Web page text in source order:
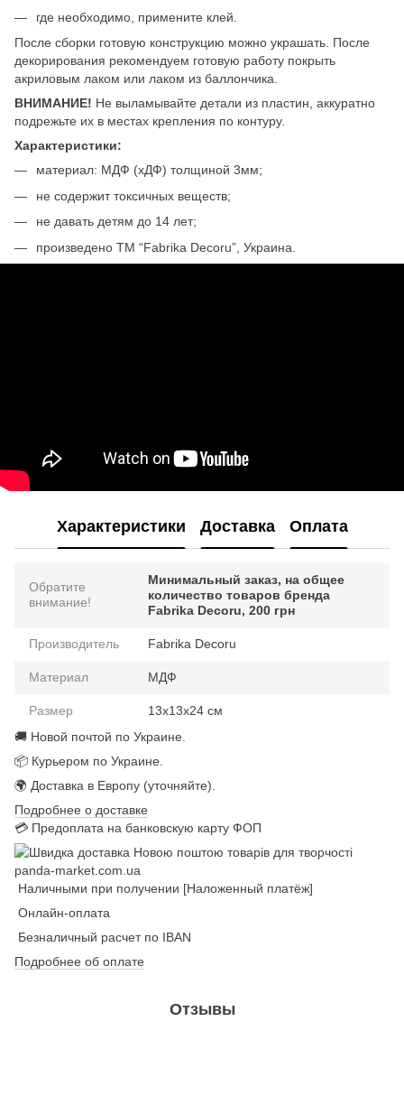
где необходимо, примените клей.
После сборки готовую конструкцию можно украшать. После
декорирования рекомендуем готовую работу покрыть
акриловым лаком или лаком из баллончика.
ВНИМАНИЕ! Не выламывайте детали из пластин, аккуратно
подрежьте их в местах крепления по контуру.
Характеристики:
материал: МДФ (xДФ) толщиной 3мм;
не содержит токсичных веществ;
не давать детям до 14 лет;
произведено ТМ “Fabrika Decoru”, Украина.
Характеристики Доставка Оплата
Обратите
внимание!
Минимальный заказ, на общее
количество товаров бренда
Fabrika Decoru, 200 грн
Производитель Fabrika Decoru
Материал МДФ
Размер
13х13х24 см
🚚 Новой почтой по Украине.
📦 Курьером по Украине.
🌍 Доставка в Европу (уточняйте).
Подробнее о доставке
💳 Предоплата на банковскую карту ФОП
Наличными при получении [Наложенный платёж]
Онлайн-оплата
Безналичный расчет по IBAN
Подробнее об оплате
Отзывы